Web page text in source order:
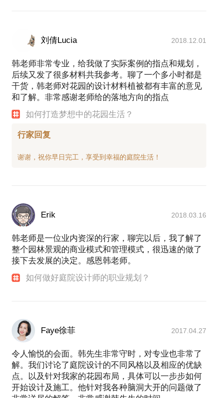
刘倩Lucia 2018.12.01
韩老师非常专业，给我做了实际案例的指点和规划，
后续又发了很多材料共我参考。聊了一个多小时都是
干货，韩老师对花园的设计材料植被都有丰富的意见
和了解。非常感谢老师给的落地方向的指点
如何打造梦想中的花园生活？
行家回复
Erik 2018.03.16
韩老师是一位业内资深的行家，聊完以后，我了解了
整个园林景观的商业模式和管理模式，很迅速的做了
接下去发展的决定。感恩韩老师。
如何做好庭院设计师的职业规划？
Faye徐菲 2017.04.27
令人愉悦的会面。韩先生非常守时，对专业也非常了
解。我们讨论了庭院设计的不同风格以及相应的优缺
点。以及针对我家的花园布局，具体可以一步步如何
开始设计及施工。他针对我各种脑洞大开的问题做了